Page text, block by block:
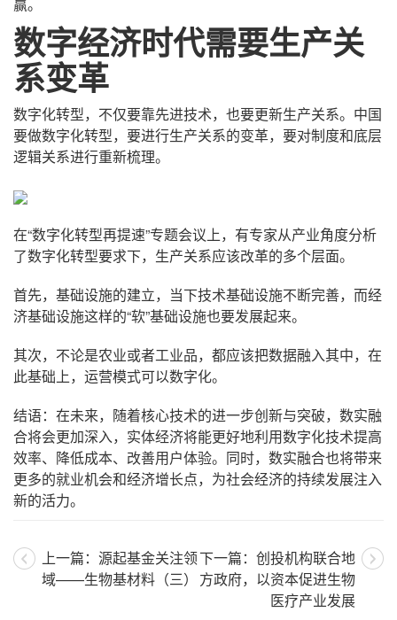
数字经济时代需要生产关
系变革
数字化转型，不仅要靠先进技术，也要更新生产关系。中国
要做数字化转型，要进行生产关系的变革，要对制度和底层
逻辑关系进行重新梳理。
在“数字化转型再提速”专题会议上，有专家从产业角度分析
了数字化转型要求下，生产关系应该改革的多个层面。
首先，基础设施的建立，当下技术基础设施不断完善，而经
济基础设施这样的“软”基础设施也要发展起来。
其次，不论是农业或者工业品，都应该把数据融入其中，在
此基础上，运营模式可以数字化。
结语：在未来，随着核心技术的进一步创新与突破，数实融
合将会更加深入，实体经济将能更好地利用数字化技术提高
效率、降低成本、改善用户体验。同时，数实融合也将带来
更多的就业机会和经济增长点，为社会经济的持续发展注入
新的活力。
上一篇：源起基金关注领
域——生物基材料（三）
下一篇：创投机构联合地
方政府，以资本促进生物
医疗产业发展